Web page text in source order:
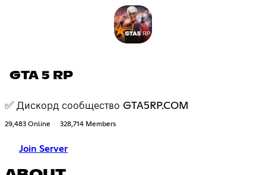
GTA 5 RP
✅ Дискорд сообщество GTA5RP.COM
29,483 Online 328,714 Members
Join Server